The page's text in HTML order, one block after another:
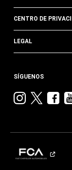
CENTRO DE
LEGAL
SÍGUENOS
Visitar